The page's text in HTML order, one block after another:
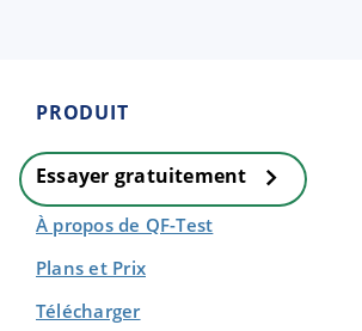
PRODUIT
Essayer gratuitement
À propos de QF-Test
Plans et Prix
Télécharger